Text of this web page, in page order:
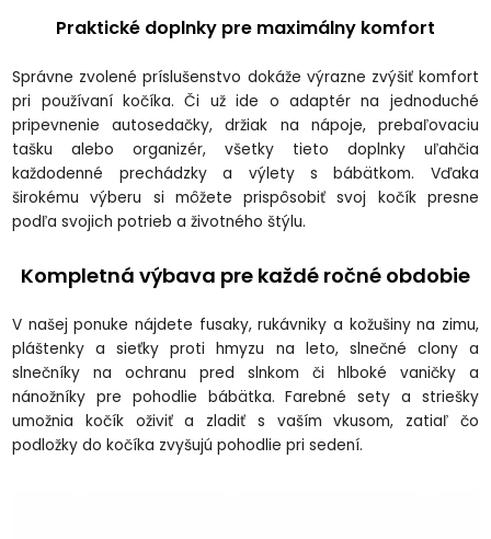
Praktické doplnky pre maximálny komfort
Správne zvolené príslušenstvo dokáže výrazne zvýšiť komfort
pri používaní kočíka.Či už ide o adaptér na jednoduché
pripevnenie autosedačky, držiak na nápoje, prebaľovaciu
tašku alebo organizér, všetky tieto doplnky uľahčia
každodenné prechádzky a výlety s bábätkom. Vďaka
širokému výberu si môžete prispôsobiť svoj kočík presne
podľa svojich potrieb a životnéhoštýlu.
Kompletná výbava pre každé ročné obdobie
V našej ponuke nájdete fusaky, rukávniky a kožušiny na zimu,
pláštenky a sieťky proti hmyzu na leto, slnečné clony a
slnečníky na ochranu pred slnkom či hlboké vaničky a
nánožníky pre pohodlie bábätka. Farebné sety a striešky
umožnia kočík oživiť a zladiť s vaším vkusom, zatiaľ čo
podložky do kočíka zvyšujú pohodlie pri sedení.